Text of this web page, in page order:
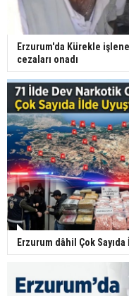
Erzurum'da Kürekle
cezaları onadı
Erzurum dâhil Çok